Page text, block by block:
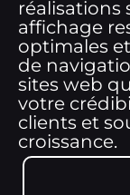
réalisations
affichage
optimales
de
sites web
votre
clients et
croissance.